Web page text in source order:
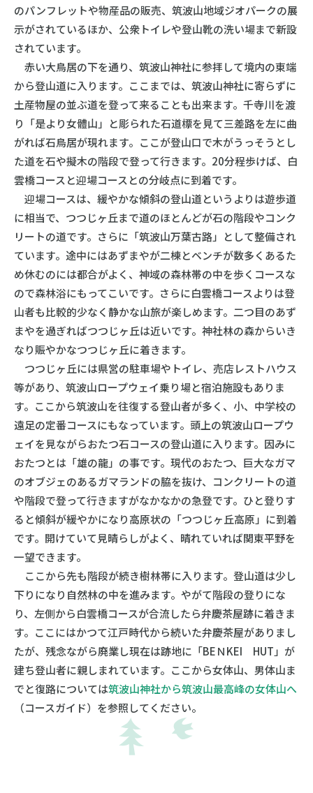
のパンフレットや物産品の販売、筑波山地域ジオパークの展
示がされているほか、公衆トイレや登山靴の洗い場まで新設
されています。
赤い大鳥居の下を通り、筑波山神社に参拝して境内の東端
から登山道に入ります。ここまでは、筑波山神社に寄らずに
土産物屋の並ぶ道を登って来ることも出来ます。千寺川を渡
り「是より女體山」と彫られた石道標を見て三差路を左に曲
がれば石鳥居が現れます。ここが登山口で木がうっそうとし
た道を石や擬木の階段で登って行きます。20分程歩けば、白
雲橋コースと迎場コースとの分岐点に到着です。
迎場コースは、緩やかな傾斜の登山道というよりは遊歩道
に相当で、つつじヶ丘まで道のほとんどが石の階段やコンク
リートの道です。さらに「筑波山万葉古路」として整備され
ています。途中にはあずまやが二棟とベンチが数多くあるた
め休むのには都合がよく、神域の森林帯の中を歩くコースな
ので森林浴にもってこいです。さらに白雲橋コースよりは登
山者も比較的少なく静かな山旅が楽しめます。二つ目のあず
まやを過ぎればつつじヶ丘は近いです。神社林の森からいき
なり賑やかなつつじヶ丘に着きます。
つつじヶ丘には県営の駐車場やトイレ、売店レストハウス
等があり、筑波山ロープウェイ乗り場と宿泊施設もありま
す。ここから筑波山を往復する登山者が多く、小、中学校の
遠足の定番コースにもなっています。頭上の筑波山ロープウ
ェイを見ながらおたつ石コースの登山道に入ります。因みに
おたつとは「雄の龍」の事です。現代のおたつ、巨大なガマ
のオブジェのあるガマランドの脇を抜け、コンクリートの道
や階段で登って行きますがなかなかの急登です。ひと登りす
ると傾斜が緩やかになり高原状の「つつじヶ丘高原」に到着
です。開けていて見晴らしがよく、晴れていれば関東平野を
一望できます。
ここから先も階段が続き樹林帯に入ります。登山道は少し
下りになり自然林の中を進みます。やがて階段の登りにな
り、左側から白雲橋コースが合流したら弁慶茶屋跡に着きま
す。ここにはかつて江戸時代から続いた弁慶茶屋がありまし
たが、残念ながら廃業し現在は跡地に「BEＮKEI HUT」が
建ち登山者に親しまれています。ここから女体山、男体山ま
でと復路については筑波山神社から筑波山最高峰の女体山へ
（コースガイド）を参照してください。